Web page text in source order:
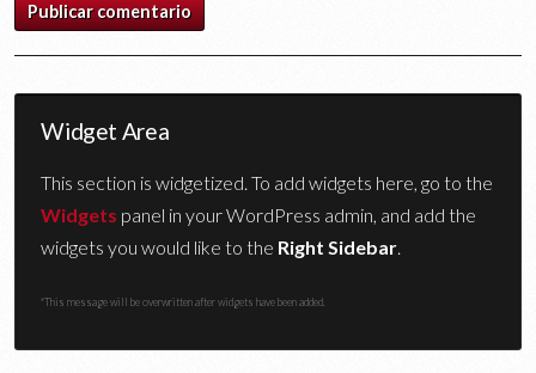
Widget Area
This section is widgetized. To add widgets here, go to the
Widgets panel in your WordPress admin, and add the
widgets you would like to the Right Sidebar
*This message will be overwritten after widgets have been added.